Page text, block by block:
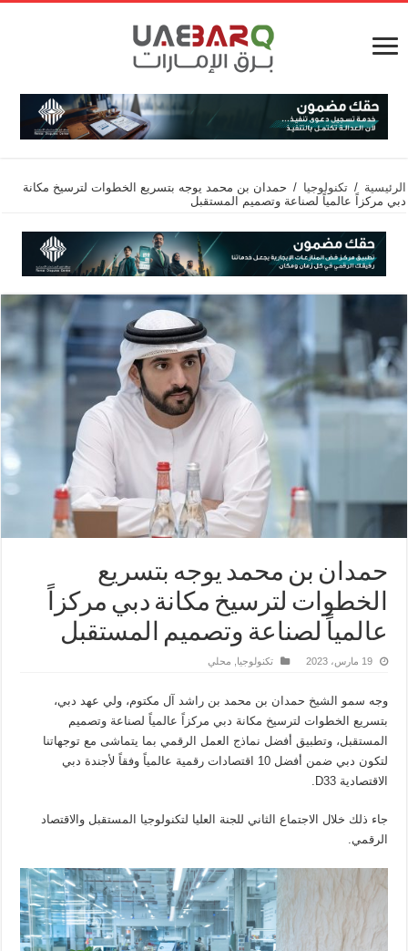
الرئيسية / تكنولوجيا / حمدان بن محمد يوجه بتسريع الخطوات لترسيخ مكانة
دبي مركزاً عالمياً لصناعة وتصميم المستقبل
حمدان بن محمد يوجه بتسريع
الخطوات لترسيخ مكانة دبي مركزاً
عالمياً لصناعة وتصميم المستقبل
19 مارس، 2023 تكنولوجيا, محلي
وجه سمو الشيخ حمدان بن محمد بن راشد آل مكتوم، ولي عهد دبي،
بتسريع الخطوات لترسيخ مكانة دبي مركزاً عالمياً لصناعة وتصميم
المستقبل، وتطبيق أفضل نماذج العمل الرقمي بما يتماشى مع توجهاتنا
لتكون دبي ضمن أفضل 10 اقتصادات رقمية عالمياً وفقاً لأجندة دبي
الاقتصادية D33.
جاء ذلك خلال الاجتماع الثاني للجنة العليا لتكنولوجيا المستقبل والاقتصاد
الرقمي.